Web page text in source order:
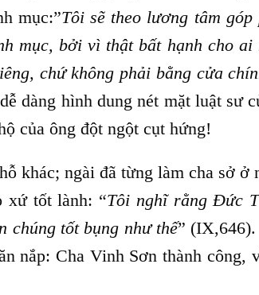
mục:”Tôi sẽ theo lương tâm góp
mục, bởi vì thật bất hạnh cho ai
chứ không phải bằng cửa
dàng hình dung nét mặt luật sư
của ông đột ngột cụt hứng!
khác; ngài đã từng làm cha sở ở
xứ tốt lành: “Tôi nghĩ rằng Đức
chúng tốt bụng như thế”
nắp: Cha Vinh Sơn thành công,